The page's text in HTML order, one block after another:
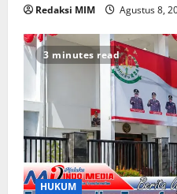
Redaksi MIM Agustus 8,
3 minutes read
HUKUM